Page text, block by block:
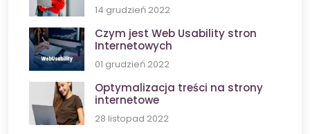
14 grudzień 2022
Czym jest Web Usability stron
Internetowych
01 grudzień 2022
Optymalizacja treści na strony
internetowe
28 listopad 2022